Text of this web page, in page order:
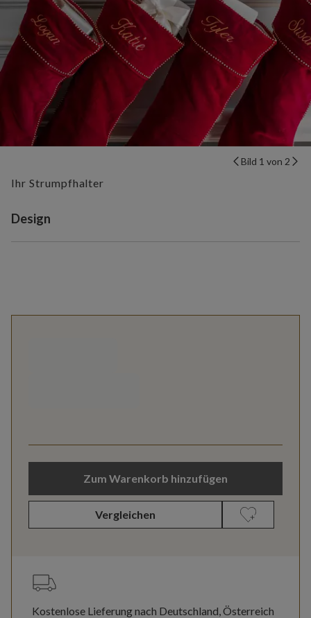
Bild 1 von 2
Ihr Strumpfhalter
Variant selection
Design
Zum Warenkorb hinzufügen
Vergleichen
Kostenlose Lieferung nach Deutschland, Österreich